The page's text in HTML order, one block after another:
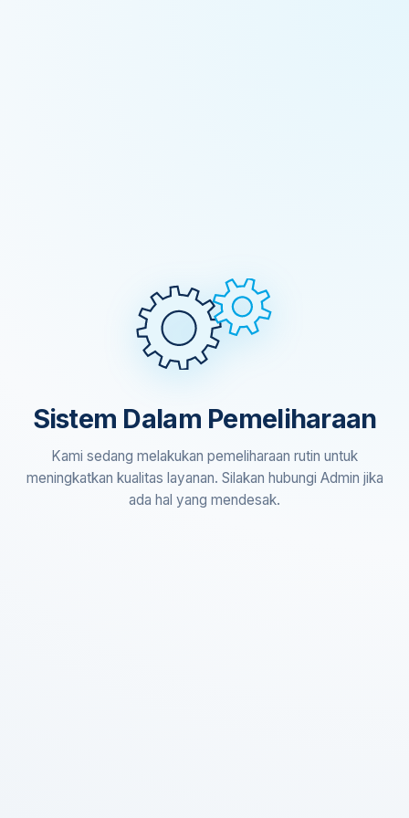
Sistem Dalam Pemeliharaan
Kami sedang melakukan pemeliharaan rutin untuk
meningkatkan kualitas layanan. Silakan hubungi Admin jika
ada hal yang mendesak.